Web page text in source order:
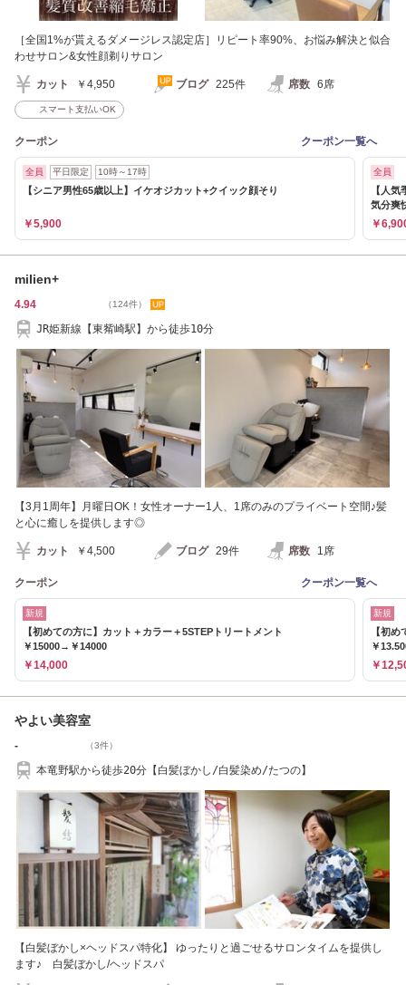
［全国1%が貰えるダメージレス認定店］リピート率90%、お悩み解決と似合
わせサロン&女性顔剃りサロン
カット ￥4,950 ブログ 225件 席数 6席
スマート支払いOK
クーポン クーポン一覧へ
全員 平日限定 10時～17時
【シニア男性65歳以上】イケオジカット+クイック顔そり
￥5,900
全員
【人
気分爽
￥
milien+
4.94 （124件）
JR姫新線【東觜崎駅】から徒歩10分
【3月1周年】月曜日OK！女性オーナー1人、1席のみのプライベート空間♪髪
と心に癒しを提供します◎
カット ￥4,500 ブログ 29件 席数 1席
クーポン クーポン一覧へ
新規
【初めての方に】カット＋カラー＋5STEPトリートメント
￥15000→￥14000
￥14,000
新規
【初
￥
￥
やよい美容室
- （3件）
本竜野駅から徒歩20分【白髪ぼかし/白髪染め/たつの】
【白髪ぼかし×ヘッドスパ特化】 ゆったりと過ごせるサロンタイムを提供し
ます♪ 白髪ぼかし/ヘッドスパ